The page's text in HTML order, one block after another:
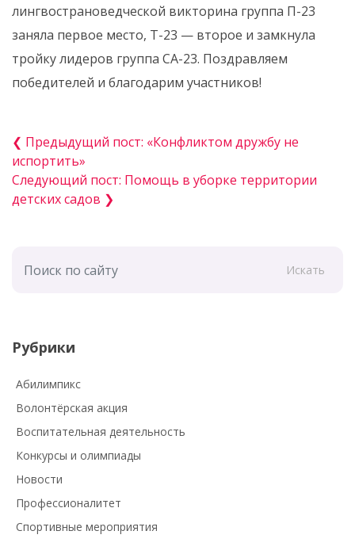
лингвострановедческой викторина группа П-23
заняла первое место, Т-23 — второе и замкнула
тройку лидеров группа СА-23. Поздравляем
победителей и благодарим участников!
❮ Предыдущий пост: «Конфликтом дружбу не
испортить»
Следующий пост: Помощь в уборке территории
детских садов ❯
Искать
Рубрики
Абилимпикс
Волонтёрская акция
Воспитательная деятельность
Конкурсы и олимпиады
Новости
Профессионалитет
Спортивные мероприятия